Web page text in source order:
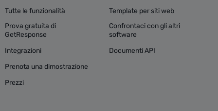
Tutte le funzionalità
Prova gratuita di
GetResponse
Integrazioni
Prenota una dimostrazione
Prezzi
Template per siti web
Confrontaci con gli altri
software
Documenti API